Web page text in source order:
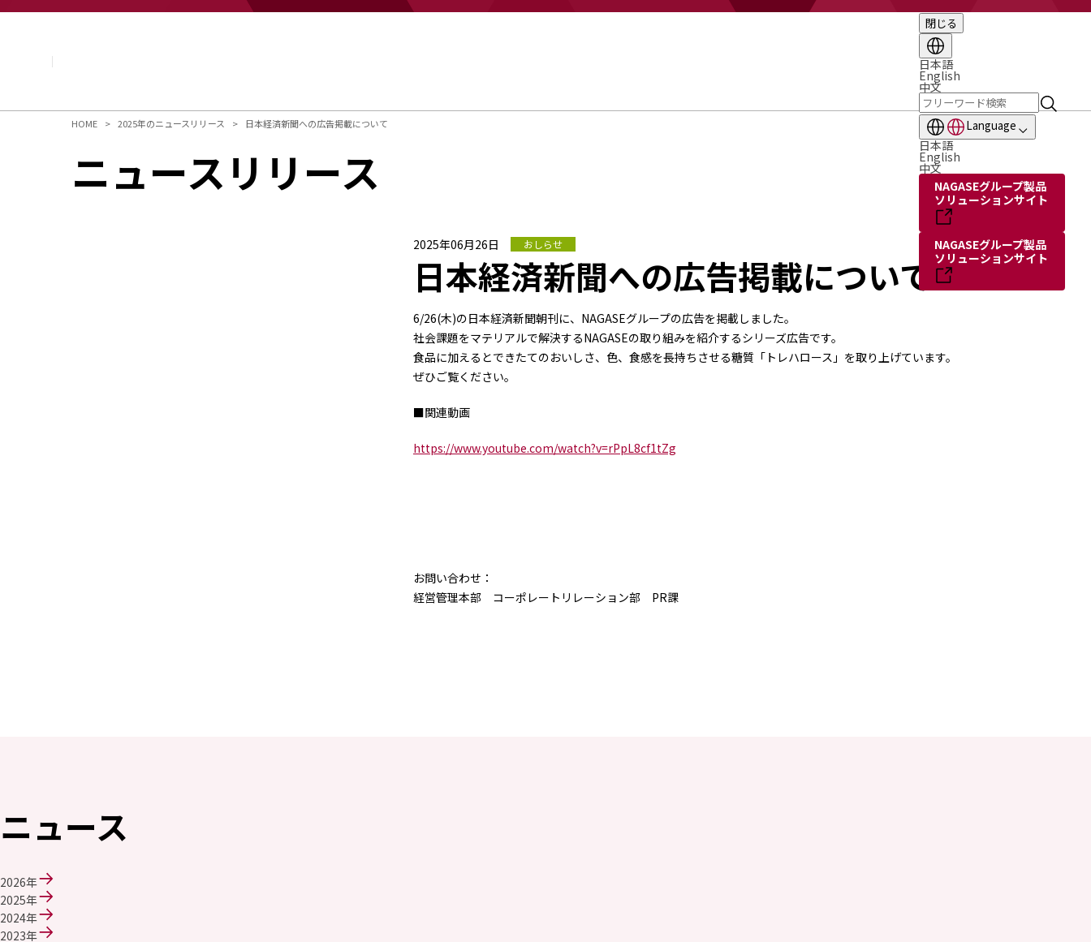
閉じる
日本語
English
中文
Language
日本語
English
中文
NAGASEグループ製品
ソリューションサイト
NAGASEグループ製品
ソリューションサイト
組織図
長瀬産業の歩み
ナガセアプリケーションワークショップ
未来共創室
IR（投資家情報）
IRニュース：2026年
IRライブラリー
HOME 2025年のニュースリリース 日本経済新聞への広告掲載について
ニュースリリース
2025年06月26日 おしらせ
日本経済新聞への広告掲載について
6/26(木)の日本経済新聞朝刊に、NAGASEグループの広告を掲載しました。
社会課題をマテリアルで解決するNAGASEの取り組みを紹介するシリーズ広告です。
食品に加えるとできたてのおいしさ、色、食感を長持ちさせる糖質「トレハロース」を取り上げています。
ぜひご覧ください。
■関連動画
https://www.youtube.com/watch?v=rPpL8cf1tZg
お問い合わせ：
経営管理本部 コーポレートリレーション部 PR課
ニュース
2026年
2025年
2024年
2023年